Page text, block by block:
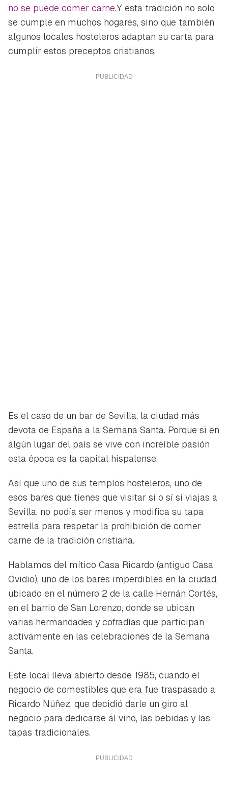
no se puede comer carne.Y esta tradición no solo
se cumple en muchos hogares, sino que también
algunos locales hosteleros adaptan su carta para
cumplir estos preceptos cristianos.
Es el caso de un bar de Sevilla, la ciudad más
devota de España a la Semana Santa. Porque si en
algún lugar del país se vive con increíble pasión
esta época es la capital hispalense.
Así que uno de sus templos hosteleros, uno de
esos bares que tienes que visitar sí o sí si viajas a
Sevilla, no podía ser menos y modifica su tapa
estrella para respetar la prohibición de comer
carne de la tradición cristiana.
Hablamos del mítico Casa Ricardo (antiguo Casa
Ovidio), uno de los bares imperdibles en la ciudad,
ubicado en el número 2 de la calle Hernán Cortés,
en el barrio de San Lorenzo, donde se ubican
varias hermandades y cofradías que participan
activamente en las celebraciones de la Semana
Santa.
Este local lleva abierto desde 1985, cuando el
negocio de comestibles que era fue traspasado a
Ricardo Núñez, que decidió darle un giro al
negocio para dedicarse al vino, las bebidas y las
tapas tradicionales.